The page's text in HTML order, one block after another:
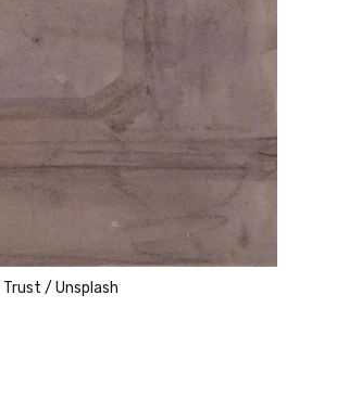
Trust /Unsplash